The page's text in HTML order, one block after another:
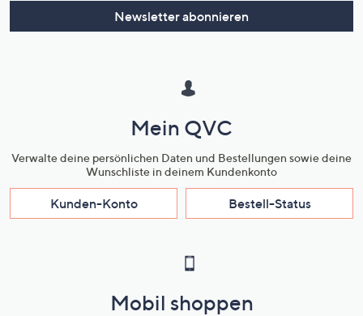
Newsletter abonnieren
Mein QVC
Verwalte deine persönlichen Daten und Bestellungen sowie deine
Wunschliste in deinem Kundenkonto
Kunden-Konto Bestell-Status
Mobil shoppen